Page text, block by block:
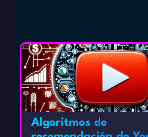
Algoritmos de